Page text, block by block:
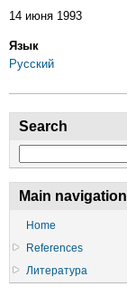
14 июня 1993
Язык
Русский
Search
Main navigation
Home
References
Литература